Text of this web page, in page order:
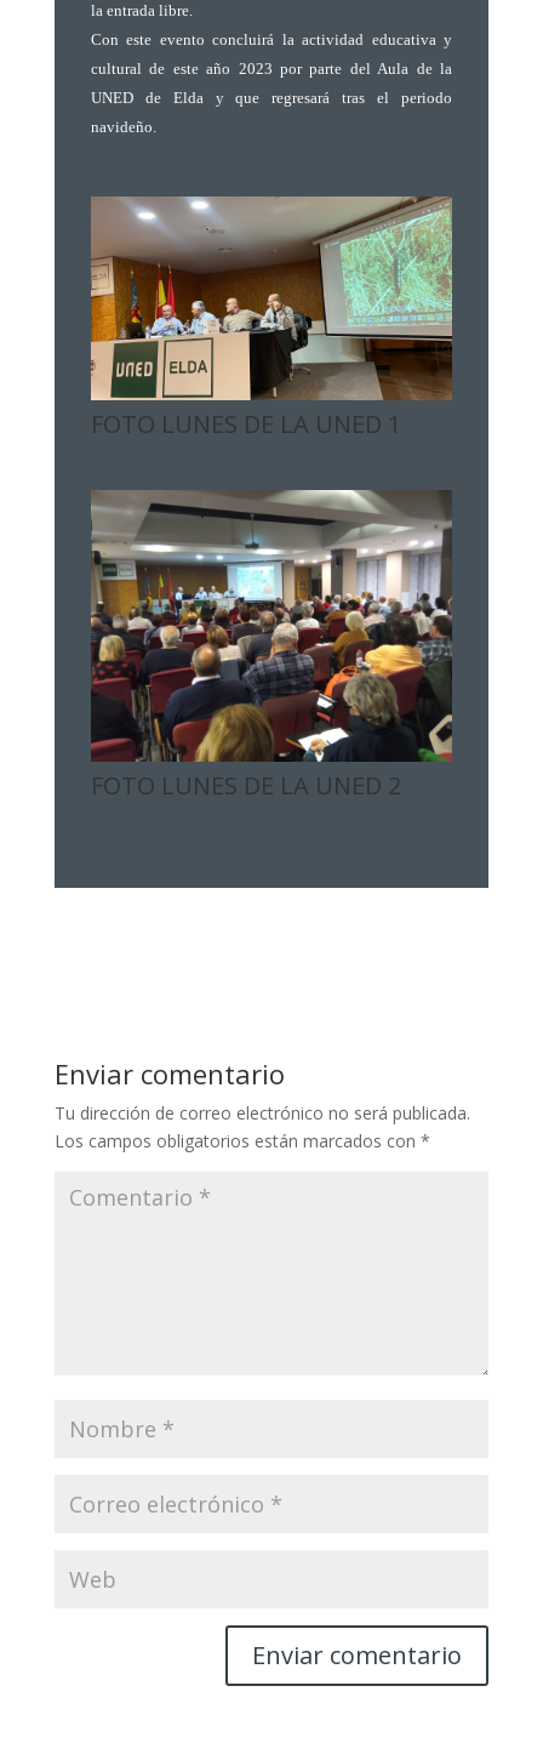
la entrada libre.
Con este evento concluirá la actividad educativa y
cultural de este año 2023 por parte del Aula de la
UNED de Elda y que regresará tras el periodo
navideño.
FOTO LUNES DE LA UNED 1
FOTO LUNES DE LA UNED 2
Enviar comentario
Tu dirección de correo electrónico no será publicada.
Los campos obligatorios están marcados con *